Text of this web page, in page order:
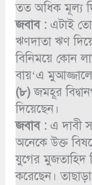
তত অধিক মূল্য
জবাব : এটাই তো
ঋণদাতা ঋণ
বিনিময়ে কোন
বায়‘এ
(৮) জমহূর
দিয়েছেন।
জবাব : এ দাবী
অনেকে উক্ত
যুগের মুজতাহিদ
করেছেন।